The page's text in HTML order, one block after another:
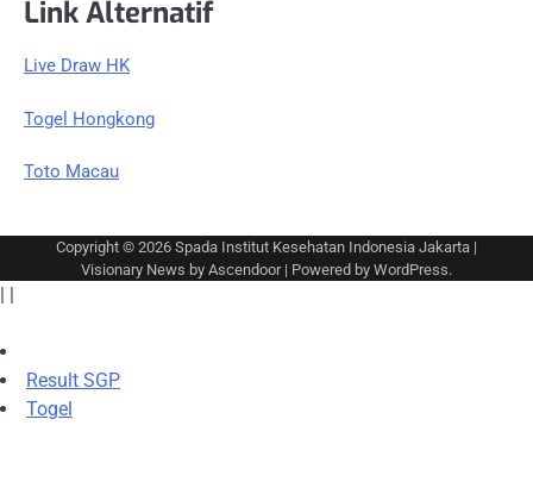
Link Alternatif
Live Draw HK
Togel Hongkong
Toto Macau
Copyright © 2026 Spada Institut Kesehatan Indonesia Jakarta |
Visionary News by Ascendoor| Powered by WordPress.
| |
Result SGP
Togel